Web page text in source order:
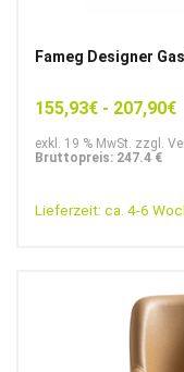
Fameg Designer
155,93€ - 207,90€
exkl. 19 % MwSt. zzgl.
Bruttopreis: 247.4 €
Lieferzeit: ca. 4-6